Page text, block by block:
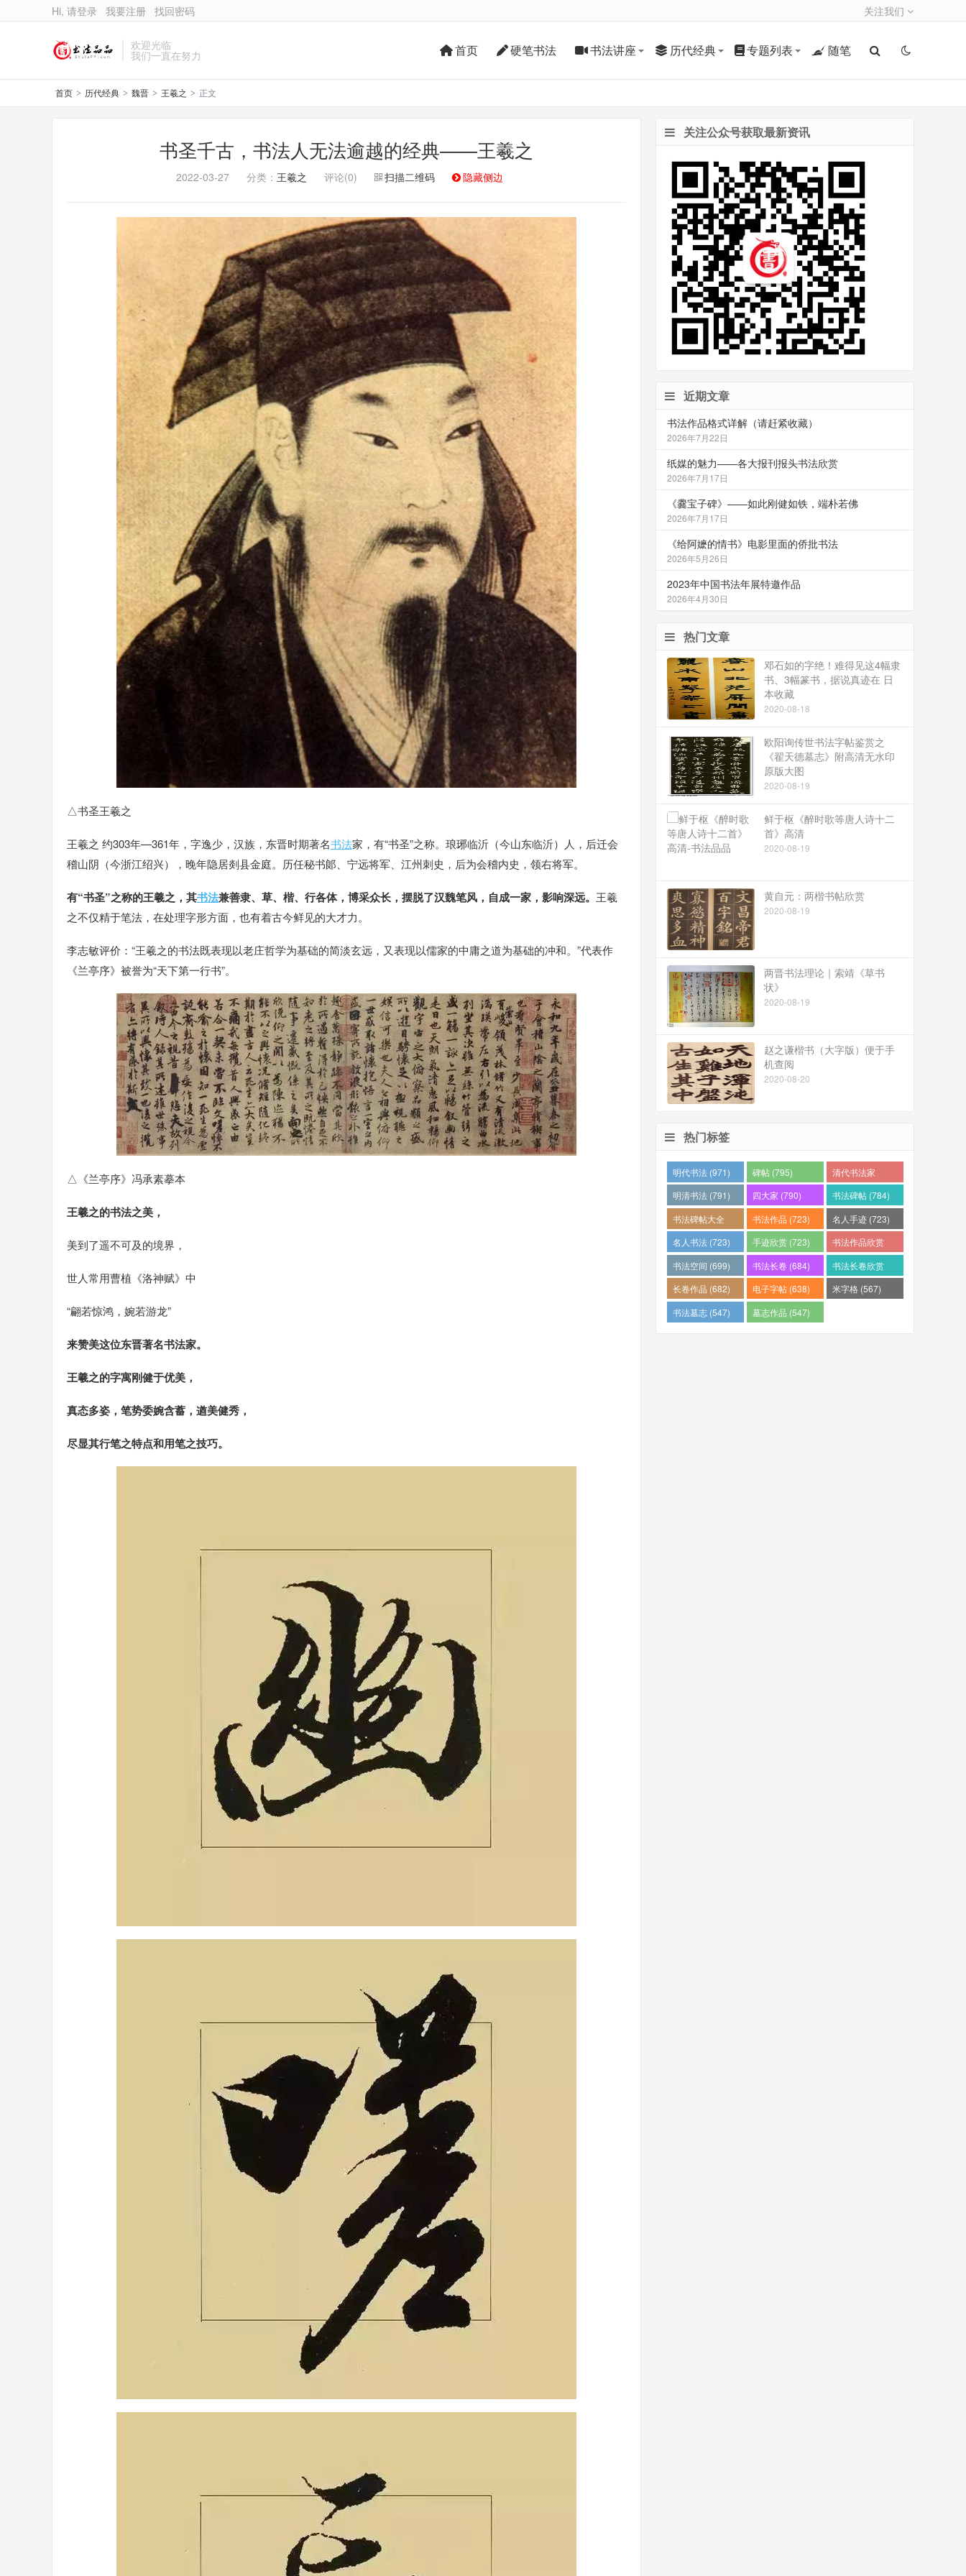
关注我们
Hi, 请登录 我要注册 找回密码
欢迎光临
我们一直在努力 首页 硬笔书法 书法讲座 历代经典 专题列表 随笔
首页 > 历代经典 > 魏晋 > 王羲之 > 正文
书圣千古，书法人无法逾越的经典——王羲之
2022-03-27 分类： 王羲之 评论(0) 扫描二维码 隐藏侧边
△书圣王羲之
王羲之 约303年—361年，字逸少，汉族，东晋时期著名书法家，有“书圣”之称。琅琊临沂（今山东临沂）人，后迁会
稽山阴（今浙江绍兴），晚年隐居剡县金庭。历任秘书郞、宁远将军、江州刺史，后为会稽内史，领右将军。
有“书圣”之称的王羲之，其书法兼善隶、草、楷、行各体，博采众长，摆脱了汉魏笔风，自成一家，影响深远。 王羲
之不仅精于笔法，在处理字形方面，也有着古今鲜见的大才力。
李志敏评价：“王羲之的书法既表现以老庄哲学为基础的简淡玄远，又表现以儒家的中庸之道为基础的冲和。”代表作
《兰亭序》被誉为“天下第一行书”。
△《兰亭序》冯承素摹本
王羲之的书法之美，
美到了遥不可及的境界，
世人常用曹植《洛神赋》中
“翩若惊鸿，婉若游龙”
来赞美这位东晋著名书法家。
王羲之的字寓刚健于优美，
真态多姿，笔势委婉含蓄，遒美健秀，
尽显其行笔之特点和用笔之技巧。
关注公众号获取最新资讯
近期文章
书法作品格式详解（请赶紧收藏）
2026年7月22日
纸媒的魅力——各大报刊报头书法欣赏
2026年7月17日
《爨宝子碑》——如此刚健如铁，端朴若佛
2026年7月17日
《给阿嬷的情书》电影里面的侨批书法
2026年5月26日
2023年中国书法年展特邀作品
2026年4月30日
热门文章
邓石如的字绝！难得见这4幅隶
书、3幅篆书，据说真迹在 日
本收藏
2020-08-18
欧阳询传世书法字帖鉴赏之
《翟天德墓志》附高清无水印
原版大图
2020-08-19
鲜于枢《醉时歌等唐人诗十二
首》高清
2020-08-19
黄自元：两楷书帖欣赏
2020-08-19
两晋书法理论｜索靖《草书
状》
2020-08-19
赵之谦楷书（大字版）便于手
机查阅
2020-08-20
热门标签
明代书法 (971) 碑帖 (795)
清代书法家
(794)
明清书法 (791) 四大家 (790)
书法碑帖 (784)
书法碑帖大全
(784)
书法作品 (723)
名人手迹 (723)
名人书法 (723)
手迹欣赏 (723)
书法作品欣赏
(710)
书法空间 (699) 书法长卷 (684)
书法长卷欣赏
(682)
长卷作品 (682) 电子字帖 (638)
米字格 (567)
书法墓志 (547)
墓志作品 (547)